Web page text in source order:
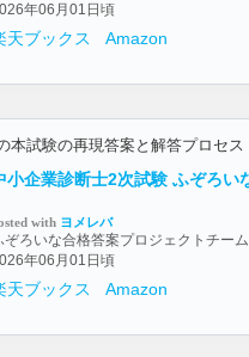
年06月01日頃
天ブックス Amazon
本試験の再現答案と解答プロセス
小企業診断士2次試験 ふぞろい
with ヨメレバ
ぞろいな合格答案プロジェクトチー
年06月01日頃
天ブックス Amazon